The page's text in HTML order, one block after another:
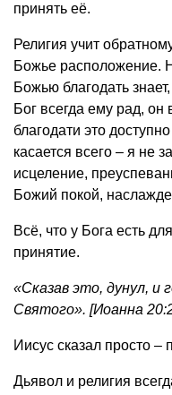
принять её.
Религия учит
Божье расположение.
Божью благодать
Бог всегда ему рад,
благодати это
касается всего – я не
исцеление,
Божий покой,
Всё, что у Бога есть
принятие.
«Сказав это, дунул, и
Святого». [Иоанна
Иисус сказал просто –
Дьявол и религия